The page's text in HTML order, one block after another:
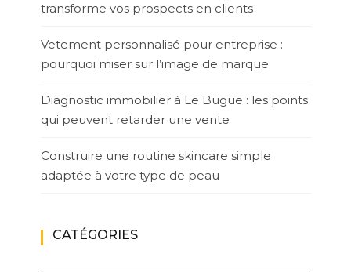
transforme vos prospects en clients
Vetement personnalisé pour entreprise :
pourquoi miser sur l’image de marque
Diagnostic immobilier à Le Bugue : les points
qui peuvent retarder une vente
Construire une routine skincare simple
adaptée à votre type de peau
CATÉGORIES